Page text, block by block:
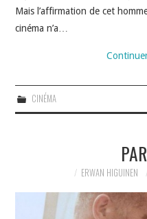
Mais l’affirmation de cet
cinéma n’a…
CINÉMA
ERWAN HIGUINEN